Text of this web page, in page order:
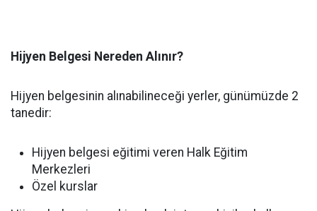
Hijyen Belgesi Nereden Alınır?
Hijyen belgesinin alınabilineceği yerler, günümüzde 2
tanedir:
Hijyen belgesi eğitimi veren Halk Eğitim
Merkezleri
Özel kurslar